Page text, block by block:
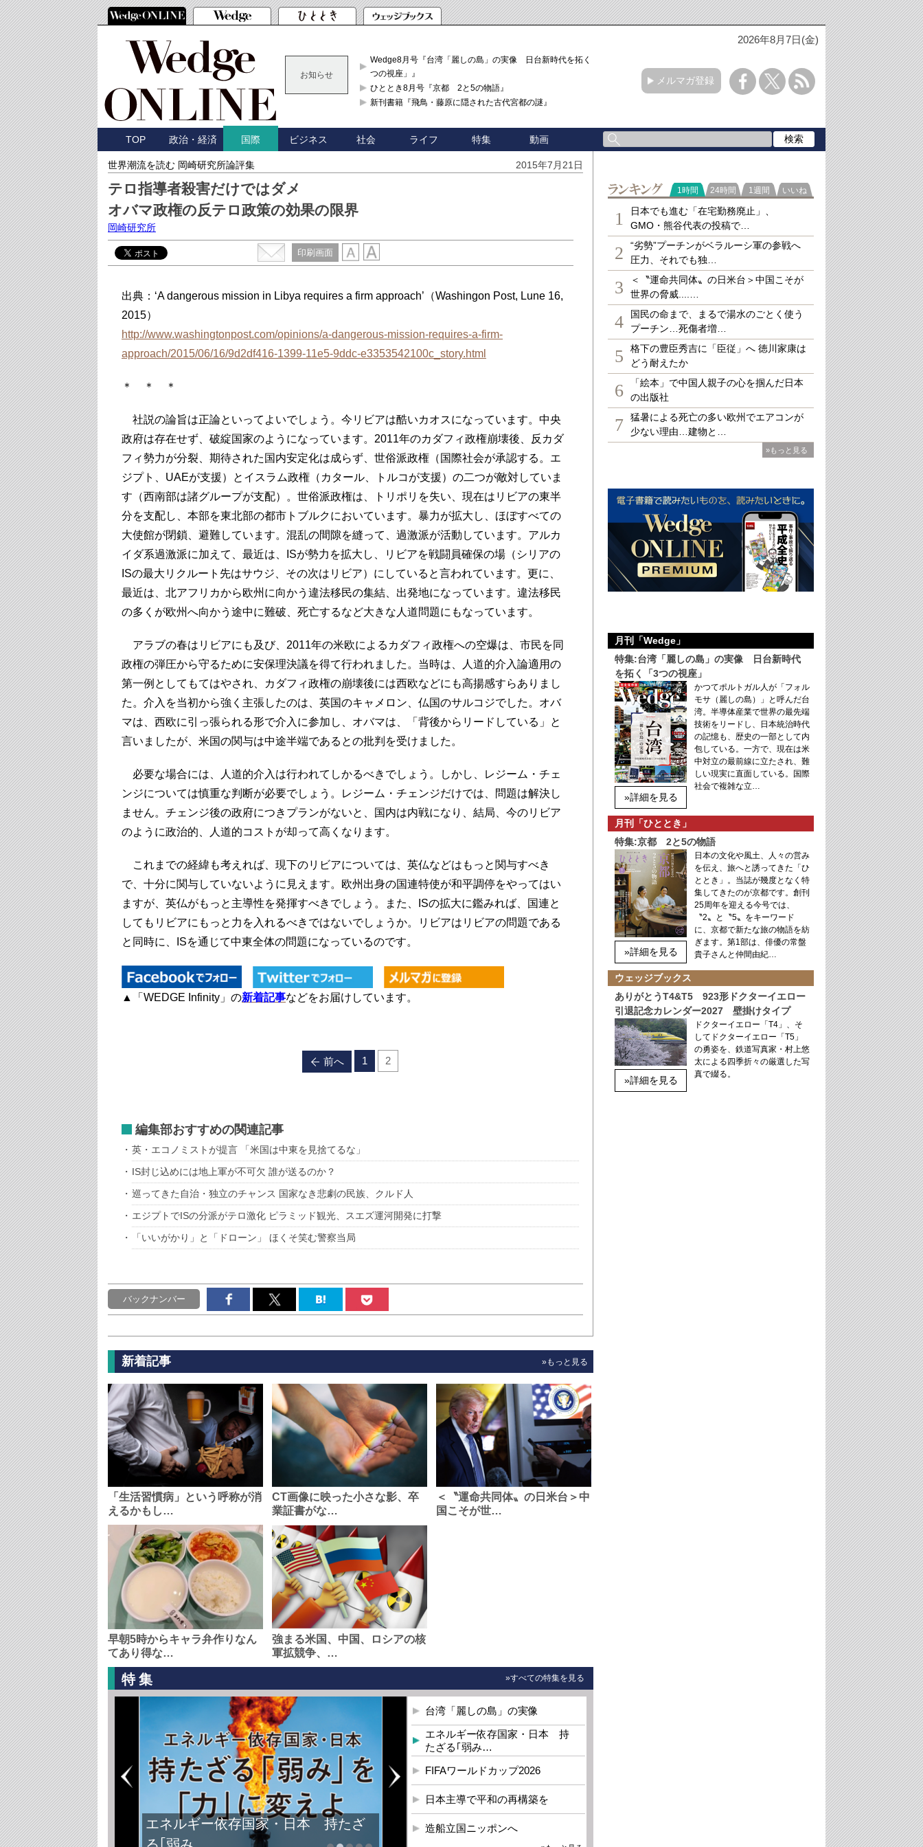
2026年8月7日(金)
お知らせ
Wedge8月号『台湾「麗しの島」の実像 日台新時代を拓く「3
つの視座」』
ひととき8月号『京都 2と5の物語』
新刊書籍『飛鳥・藤原に隠された古代宮都の謎』
メルマガ登録
TOP 政治・経済 国際 ビジネス 社会 ライフ 特集 動画
世界潮流を読む 岡崎研究所論評集 2015年7月21日
テロ指導者殺害だけではダメ
オバマ政権の反テロ政策の効果の限界
岡崎研究所
印刷画面
出典：‘A dangerous mission in Libya requires a firm approach’（Washingon Post, Lune 16,
2015）
http://www.washingtonpost.com/opinions/a-dangerous-mission-requires-a-firm-
approach/2015/06/16/9d2df416-1399-11e5-9ddc-e3353542100c_story.html
＊ ＊ ＊
社説の論旨は正論といってよいでしょう。今リビアは酷いカオスになっています。中央
政府は存在せず、破綻国家のようになっています。2011年のカダフィ政権崩壊後、反カダ
フィ勢力が分裂、期待された国内安定化は成らず、世俗派政権（国際社会が承認する。エ
ジプト、UAEが支援）とイスラム政権（カタール、トルコが支援）の二つが敵対していま
す（西南部は諸グループが支配）。世俗派政権は、トリポリを失い、現在はリビアの東半
分を支配し、本部を東北部の都市トブルクにおいています。暴力が拡大し、ほぼすべての
大使館が閉鎖、避難しています。混乱の間隙を縫って、過激派が活動しています。アルカ
イダ系過激派に加えて、最近は、ISが勢力を拡大し、リビアを戦闘員確保の場（シリアの
ISの最大リクルート先はサウジ、その次はリビア）にしていると言われています。更に、
最近は、北アフリカから欧州に向かう違法移民の集結、出発地になっています。違法移民
の多くが欧州へ向かう途中に難破、死亡するなど大きな人道問題にもなっています。
アラブの春はリビアにも及び、2011年の米欧によるカダフィ政権への空爆は、市民を同
政権の弾圧から守るために安保理決議を得て行われました。当時は、人道的介入論適用の
第一例としてもてはやされ、カダフィ政権の崩壊後には西欧などにも高揚感すらありまし
た。介入を当初から強く主張したのは、英国のキャメロン、仏国のサルコジでした。オバ
マは、西欧に引っ張られる形で介入に参加し、オバマは、「背後からリードしている」と
言いましたが、米国の関与は中途半端であるとの批判を受けました。
必要な場合には、人道的介入は行われてしかるべきでしょう。しかし、レジーム・チェ
ンジについては慎重な判断が必要でしょう。レジーム・チェンジだけでは、問題は解決し
ません。チェンジ後の政府につきプランがないと、国内は内戦になり、結局、今のリビア
のように政治的、人道的コストが却って高くなります。
これまでの経緯も考えれば、現下のリビアについては、英仏などはもっと関与すべき
で、十分に関与していないように見えます。欧州出身の国連特使が和平調停をやってはい
ますが、英仏がもっと主導性を発揮すべきでしょう。また、ISの拡大に鑑みれば、国連と
してもリビアにもっと力を入れるべきではないでしょうか。リビアはリビアの問題である
と同時に、ISを通じて中東全体の問題になっているのです。
▲「WEDGE Infinity」の新着記事などをお届けしています。
前へ 1 2
編集部おすすめの関連記事
英・エコノミストが提言 「米国は中東を見捨てるな」
IS封じ込めには地上軍が不可欠 誰が送るのか？
巡ってきた自治・独立のチャンス 国家なき悲劇の民族、クルド人
エジプトでISの分派がテロ激化 ピラミッド観光、スエズ運河開発に打撃
「いいがかり」と「ドローン」 ほくそ笑む警察当局
バックナンバー
新着記事 »もっと見る
「生活習慣病」という呼称が消
えるかもし…
CT画像に映った小さな影、卒
業証書がな…
＜〝運命共同体〟の日米台＞中
国こそが世…
早朝5時からキャラ弁作りなん
てあり得な…
強まる米国、中国、ロシアの核
軍拡競争、…
特集 »すべての特集を見る
エネルギー依存国家・日本 持たざ
台湾「麗しの島」の実像
エネルギー依存国家・日本 持
たざる｢弱み…
FIFAワールドカップ2026
日本主導で平和の再構築を
造船立国ニッポンへ
ランキング
1時間 24時間 1週間 いいね
1
日本でも進む「在宅勤務廃止」、
GMO・熊谷代表の投稿で…
2
“劣勢”プーチンがベラルーシ軍の参戦へ
圧力、それでも独…
3
＜〝運命共同体〟の日米台＞中国こそが
世界の脅威....…
4
国民の命まで、まるで湯水のごとく使う
プーチン…死傷者増…
5
格下の豊臣秀吉に「臣従」へ 徳川家康は
どう耐えたか
6
「絵本」で中国人親子の心を掴んだ日本
の出版社
7
猛暑による死亡の多い欧州でエアコンが
少ない理由…建物と…
»もっと見る
月刊「Wedge」
特集:台湾「麗しの島」の実像 日台新時代
を拓く「3つの視座」
»詳細を見る
かつてポルトガル人が「フォル
モサ（麗しの島）」と呼んだ台
湾。半導体産業で世界の最先端
技術をリードし、日本統治時代
の記憶も、歴史の一部として内
包している。一方で、現在は米
中対立の最前線に立たされ、難
しい現実に直面している。国際
社会で複雑な立…
月刊「ひととき」
特集:京都 2と5の物語
»詳細を見る
日本の文化や風土、人々の営み
を伝え、旅へと誘ってきた「ひ
ととき」。当誌が幾度となく特
集してきたのが京都です。創刊
25周年を迎える今号では、
〝2〟と〝5〟をキーワード
に、京都で新たな旅の物語を紡
ぎます。第1部は、俳優の常盤
貴子さんと仲間由紀…
ウェッジブックス
ありがとうT4&T5 923形ドクターイエロー
引退記念カレンダー2027 壁掛けタイプ
»詳細を見る
ドクターイエロー「T4」、そ
してドクターイエロー「T5」
の勇姿を、鉄道写真家・村上悠
太による四季折々の厳選した写
真で綴る。